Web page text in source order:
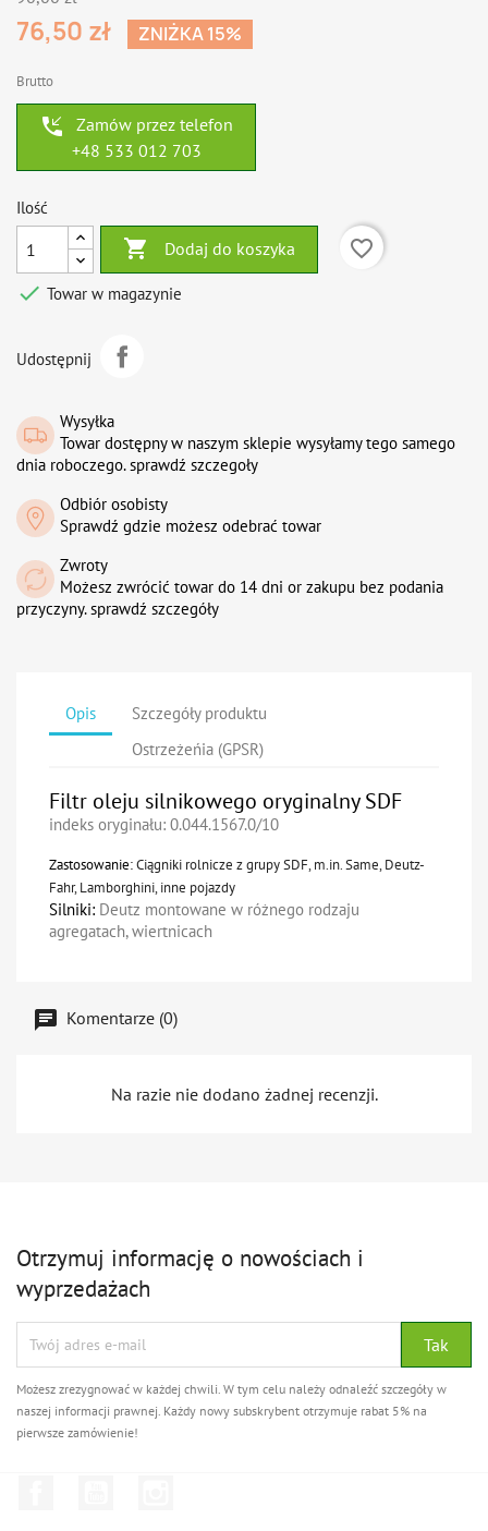
76,50 zł ZNIŻKA 15%
Brutto
phone_callback
Zamów przez telefon
+48 533 012 703
Ilość
 Dodaj do koszyka
favorite_border
 Towar w magazynie
Udostępnij
Wysyłka
Towar dostępny w naszym sklepie wysyłamy tego samego
dnia roboczego. sprawdź szczegoły
Odbiór osobisty
Sprawdź gdzie możesz odebrać towar
Zwroty
Możesz zwrócić towar do 14 dni or zakupu bez podania
przyczyny. sprawdź szczegóły
Opis
Szczegóły produktu
Ostrzeżeńia (GPSR)
Filtr oleju silnikowego oryginalny SDF
indeks oryginału: 0.044.1567.0/10
Zastosowanie:Ciągniki rolnicze z grupy SDF, m.in. Same, Deutz-
Fahr, Lamborghini, inne pojazdy
Silniki: Deutz montowane w różnego rodzaju
agregatach, wiertnicach
Komentarze (0)
Na razie nie dodano żadnej recenzji.
Otrzymuj informację o nowościach i
wyprzedażach
Możesz zrezygnować w każdej chwili. W tym celu należy odnaleźć szczegóły w
naszej informacji prawnej. Każdy nowy subskrybent otrzymuje rabat 5% na
pierwsze zamówienie!